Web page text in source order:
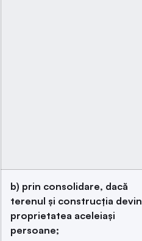
b) prin consolidare, dacă
terenul și construcția devin
proprietatea aceleiași
persoane;